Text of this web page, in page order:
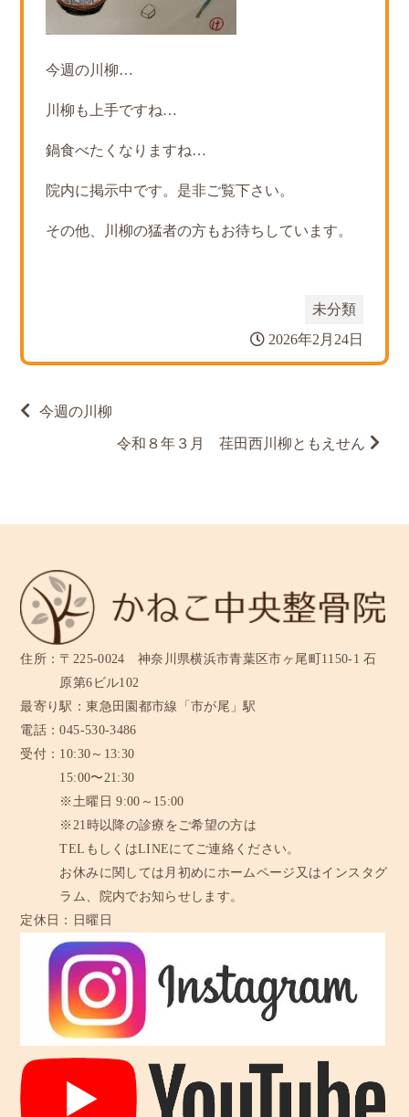
今週の川柳…
川柳も上手ですね…
鍋食べたくなりますね…
院内に掲示中です。是非ご覧下さい。
その他、川柳の猛者の方もお待ちしています。
未分類
2026年2月24日
投
稿
ン
今週の川柳
令和８年３月 荏田西川柳ともえせん
住所： 〒225-0024 神奈川県横浜市青葉区市ヶ尾町1150-1 石
原第6ビル102
最寄り駅：東急田園都市線「市が尾」駅
電話：045-530-3486
受付： 10:30～13:30
15:00〜21:30
※土曜日 9:00～15:00
※21時以降の診療をご希望の方は
TELもしくはLINEにてご連絡ください。
お休みに関しては月初めにホームページ又はインスタグ
ラム、
院内でお知らせします。
定休日：
日曜日